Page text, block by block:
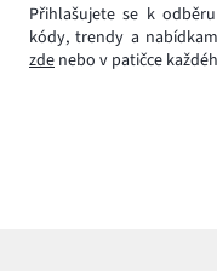
Přihlašujete se k
kódy, trendy a
zde nebo v patičce